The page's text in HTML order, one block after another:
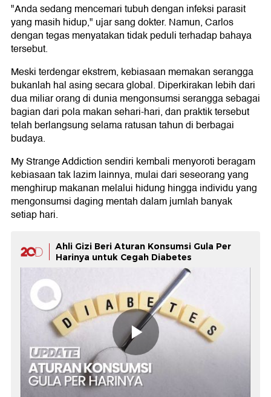
"Anda sedang mencemari tubuh dengan infeksi parasit
yang masih hidup," ujar sang dokter. Namun, Carlos
dengan tegas menyatakan tidak peduli terhadap bahaya
tersebut.
Meski terdengar ekstrem, kebiasaan memakan serangga
bukanlah hal asing secara global. Diperkirakan lebih dari
dua miliar orang di dunia mengonsumsi serangga sebagai
bagian dari pola makan sehari-hari, dan praktik tersebut
telah berlangsung selama ratusan tahun di berbagai
budaya.
My Strange Addiction sendiri kembali menyoroti beragam
kebiasaan tak lazim lainnya, mulai dari seseorang yang
menghirup makanan melalui hidung hingga individu yang
mengonsumsi daging mentah dalam jumlah banyak
setiap hari.
Ahli Gizi Beri Aturan Konsumsi Gula Per
Harinya untuk Cegah Diabetes